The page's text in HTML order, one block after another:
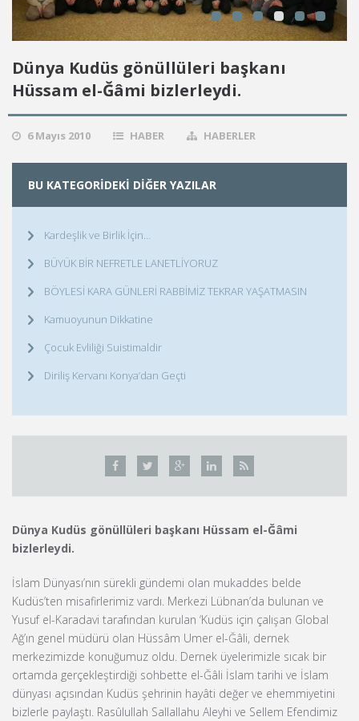
Dünya Kudüs gönüllüleri başkanı
Hüssam el-Ğâmi bizlerleydi.
6 Mayıs 2010 HABER HABERLER
BU KATEGORIDEKI DIĞER YAZILAR
Kardeşlik ve Birlik İçin…
BÜYÜK BİR NEFRETLE LANETLİYORUZ
BÖYLESİ KARA GÜNLERİ RABBİMİZ TEKRAR YAŞATMASIN
Kamuoyunun Dikkatine
Çocuk Evliliği Suistimaldir
Diriliş Kervanı Konya’dan Geçti
Dünya Kudüs gönüllüleri başkanı Hüssam el-Ğâmi
bizlerleydi.
İslam Dünyası’nın sürekli gündemi olan mukaddes belde
Kudüs’ten misafirlerimiz vardı. Merkezi Lübnan’da bulunan ve
Yusuf el-Karadavi tarafından kurulan ‘Kudüs için çalışan Global
Ağ’ın genel müdürü olan Hüssâm Umer el-Ğâli, dernek
merkezimizde konuğumuz oldu. Dernek üyelerimizle sıcak bir
ortamda gerçekleştirdiği sohbette el-Ğâli İslam tarihi ve İslam
dünyası açısından Kudüs şehrinin hayâti değer ve ehemmiyetini
bizlerle paylaştı. Rasûlullah Sallallahu Aleyhi ve Sellem Efendimiz